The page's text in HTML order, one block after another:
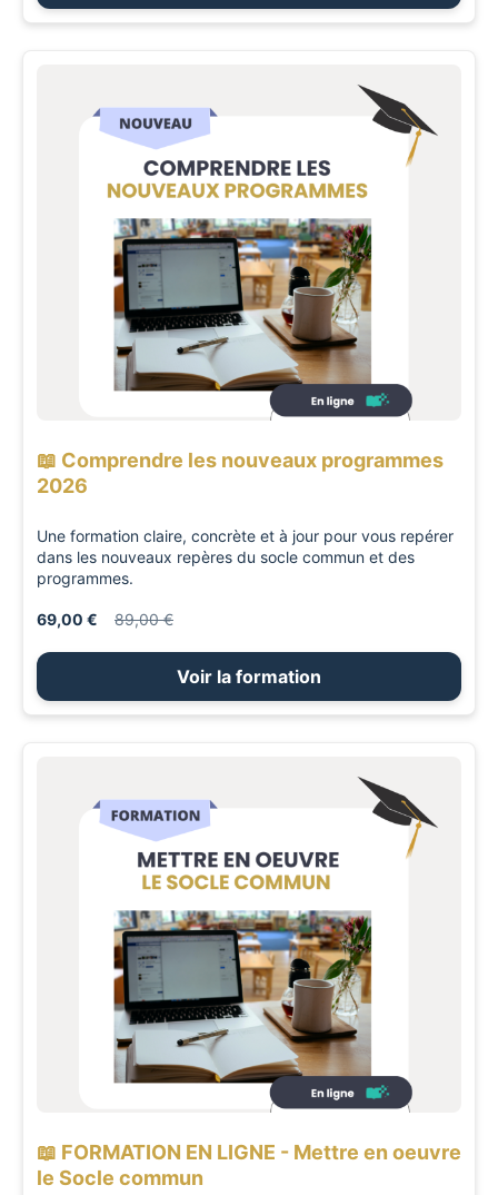
📖 Comprendre les nouveaux programmes
2026
Une formation claire, concrète et à jour pour vous repérer
dans les nouveaux repères du socle commun et des
programmes.
69,00 € 89,00 €
Voir la formation
📖 FORMATION EN LIGNE - Mettre en oeuvre
le Socle commun